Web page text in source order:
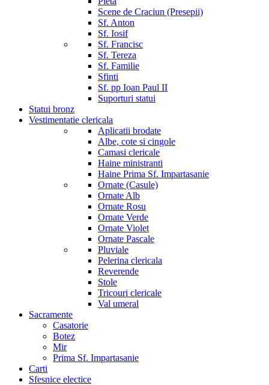
Scene de Craciun (Presepii)
Sf. Anton
Sf. Iosif
Sf. Francisc
Sf. Tereza
Sf. Familie
Sfinti
Sf. pp Ioan Paul II
Suporturi statui
Statui bronz
Vestimentatie clericala
Aplicatii brodate
Albe, cote si cingole
Camasi clericale
Haine ministranti
Haine Prima Sf. Impartasanie
Ornate (Casule)
Ornate Alb
Ornate Rosu
Ornate Verde
Ornate Violet
Ornate Pascale
Pluviale
Pelerina clericala
Reverende
Stole
Tricouri clericale
Val umeral
Sacramente
Casatorie
Botez
Mir
Prima Sf. Impartasanie
Carti
Sfesnice electice